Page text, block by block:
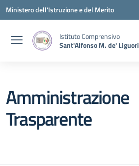
Vai ai contenuti
Vai al menu di navigazione
Vai al footer
Ministero dell'Istruzione e del Merito
Istituto Comprensivo
Sant'Alfonso M. de' Liguori
Amministrazione
Trasparente